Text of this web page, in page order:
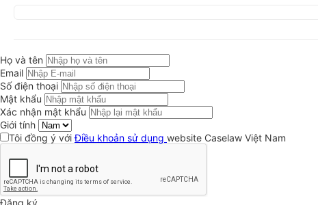
Họ và tên
Email
Số điện thoại
Mật khẩu
Xác nhận mật khẩu
Giới tính
Tôi đồng ý vớiĐiều khoản sử dụng website Caselaw Việt Nam
Đăng ký